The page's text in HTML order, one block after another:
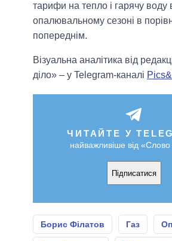
тарифи на тепло і гарячу воду
опалювальному сезоні в
попереднім.
Візуальна аналітика від
діло» – у Telegram-каналі
ЧИТАЙТЕ У
найважливіше від «Слово
Підписатися
Борис Філатов Газ